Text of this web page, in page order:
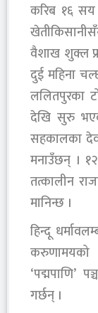
करिब १६ सय
वैशाख शुक्ल
दुई महिना
ललितपुरका
देखि सुरु
सहकालका
मनाउँछन् ।
तत्कालीन
मानिन्छ ।
हिन्दू
करुणामयको
‘पद्मपाणि’
गर्छन् ।